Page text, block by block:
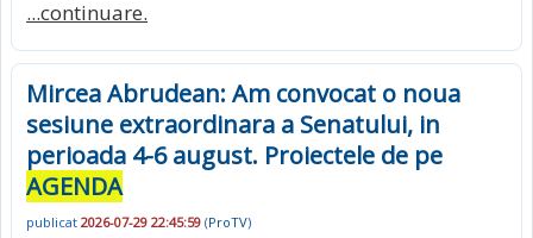
...continuare.
Mircea Abrudean: Am convocat o noua
sesiune extraordinara a Senatului, in
perioada 4-6 august. Proiectele de pe
AGENDA
publicat 2026-07-29 22:45:59 (ProTV)